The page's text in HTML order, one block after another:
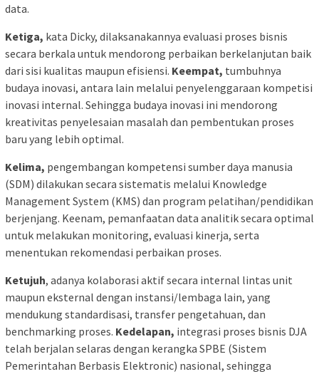
data.
Ketiga, kata Dicky, dilaksanakannya evaluasi proses bisnis
secara berkala untuk mendorong perbaikan berkelanjutan baik
dari sisi kualitas maupun efisiensi. Keempat, tumbuhnya
budaya inovasi, antara lain melalui penyelenggaraan kompetisi
inovasi internal. Sehingga budaya inovasi ini mendorong
kreativitas penyelesaian masalah dan pembentukan proses
baru yang lebih optimal.
Kelima, pengembangan kompetensi sumber daya manusia
(SDM) dilakukan secara sistematis melalui Knowledge
Management System (KMS) dan program pelatihan/pendidikan
berjenjang. Keenam, pemanfaatan data analitik secara optimal
untuk melakukan monitoring, evaluasi kinerja, serta
menentukan rekomendasi perbaikan proses.
Ketujuh, adanya kolaborasi aktif secara internal lintas unit
maupun eksternal dengan instansi/lembaga lain, yang
mendukung standardisasi, transfer pengetahuan, dan
benchmarking proses. Kedelapan, integrasi proses bisnis DJA
telah berjalan selaras dengan kerangka SPBE (Sistem
Pemerintahan Berbasis Elektronic) nasional, sehingga